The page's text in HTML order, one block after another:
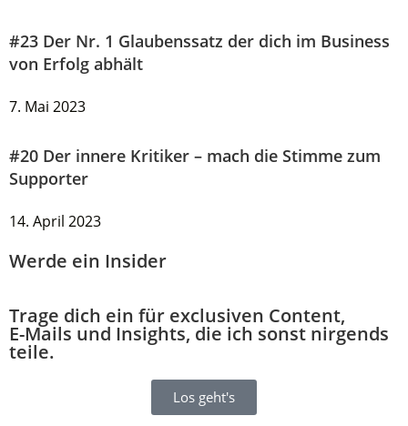
#23 Der Nr. 1 Glaubenssatz der dich im Business
von Erfolg abhält
7. Mai 2023
#20 Der innere Kritiker – mach die Stimme zum
Supporter
14. April 2023
Werde ein Insider
Trage dich ein für exclusiven Content,
E-Mails und Insights, die ich sonst nirgends
teile.
Los geht's